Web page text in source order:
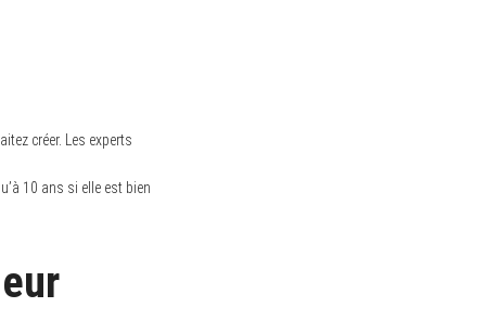
créer. Les experts
10 ans si elle est bien